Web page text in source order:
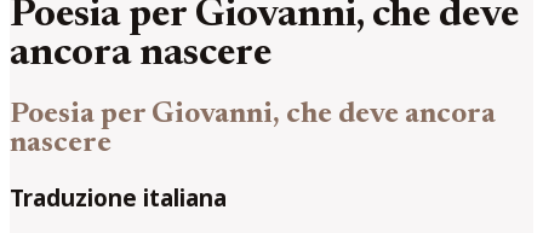
Poesia per Giovanni, che deve
ancora nascere
Poesia per Giovanni, che deve ancora
nascere
Traduzione italiana